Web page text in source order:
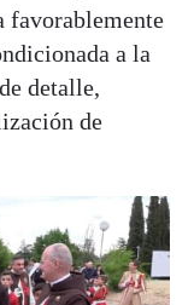
favorablemente
a la
detalle,
de